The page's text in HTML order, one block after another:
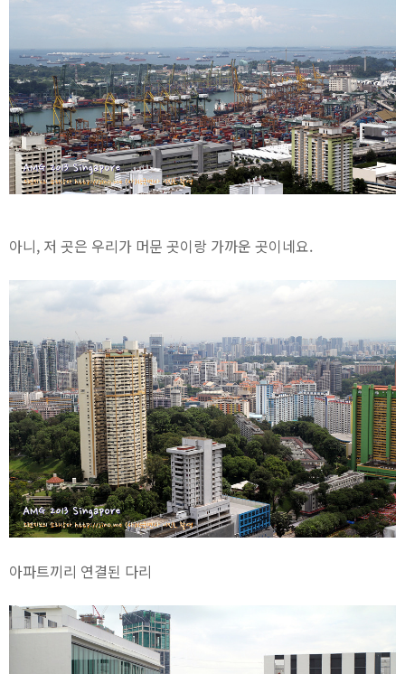
아니, 저 곳은 우리가 머문 곳이랑 가까운 곳이네요.
아파트끼리 연결된 다리